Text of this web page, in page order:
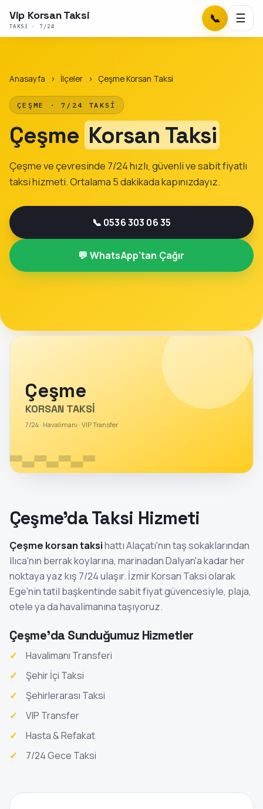
Vip Korsan Taksi
TAKSI · 7/24 📞 ☰
Anasayfa › İlçeler › Çeşme Korsan Taksi
ÇEŞME · 7/24 TAKSI
Çeşme Korsan Taksi
Çeşme ve çevresinde 7/24 hızlı, güvenli ve sabit fiyatlı
taksi hizmeti. Ortalama 5 dakikada kapınızdayız.
📞 0536 303 06 35
💬 WhatsApp'tan Çağır
Çeşme
KORSAN TAKSİ
7/24 · Havalimanı · VIP Transfer
Çeşme'da Taksi Hizmeti
Çeşme korsan taksihattı Alaçatı'nın taş sokaklarından
Ilıca'nın berrak koylarına, marinadan Dalyan'a kadar her
noktaya yaz kış 7/24 ulaşır. İzmir Korsan Taksi olarak
Ege'nin tatil başkentinde sabit fiyat güvencesiyle, plaja,
otele ya da havalimanına taşıyoruz.
Çeşme'da Sunduğumuz Hizmetler
Havalimanı Transferi
Şehir İçi Taksi
Şehirlerarası Taksi
VIP Transfer
Hasta & Refakat
7/24 Gece Taksi